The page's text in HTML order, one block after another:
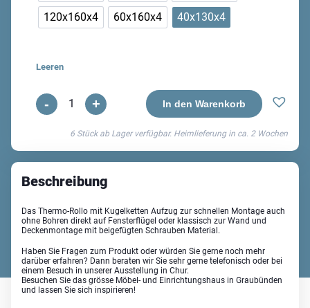
120x160x4
60x160x4 40x130x4
Leeren
-
Thermo
Menge
+ In den Warenkorb
6 Stück ab Lager verfügbar. Heimlieferung in ca. 2 Wochen
Beschreibung
Das Thermo-Rollo mit Kugelketten Aufzug zur schnellen Montage auch
ohne Bohren direkt auf Fensterflügel oder klassisch zur Wand und
Deckenmontage mit beigefügten Schrauben Material.
Haben Sie Fragen zum Produkt oder würden Sie gerne noch mehr
darüber erfahren? Dann beraten wir Sie sehr gerne telefonisch oder bei
einem Besuch in unserer Ausstellung in Chur.
Besuchen Sie das grösse Möbel- und Einrichtungshaus in Graubünden
und lassen Sie sich inspirieren!